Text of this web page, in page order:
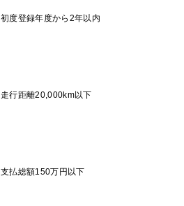
初度登録年度から2年以内
走行距離20,000km以下
支払総額150万円以下